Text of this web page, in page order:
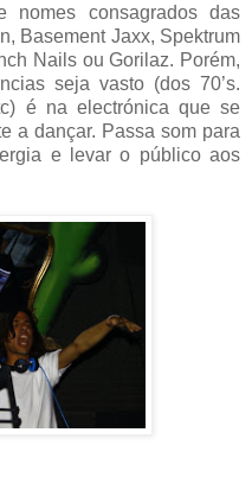
nomes consagrados das
Basement Jaxx, Spektrum
Nails ou Gorilaz. Porém,
seja vasto (dos 70’s.
é na electrónica que se
a dançar. Passa som para
e levar o público aos